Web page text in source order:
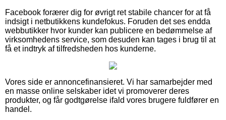
Facebook forærer dig for øvrigt ret stabile chancer for at få
indsigt i netbutikkens kundefokus. Foruden det ses endda
webbutikker hvor kunder kan publicere en bedømmelse af
virksomhedens service, som desuden kan tages i brug til at
få et indtryk af tilfredsheden hos kunderne.
Vores side er annoncefinansieret. Vi har samarbejder med
en masse online selskaber idet vi promoverer deres
produkter, og får godtgørelse ifald vores brugere fuldfører en
handel.